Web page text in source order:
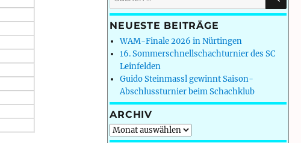
nach:
NEUESTE BEITRÄGE
WAM-Finale 2026 in Nürtingen
16. Sommerschnellschachturnier des SC
Leinfelden
Guido Steinmassl gewinnt Saison-
Abschlussturnier beim Schachklub
ARCHIV
Archiv